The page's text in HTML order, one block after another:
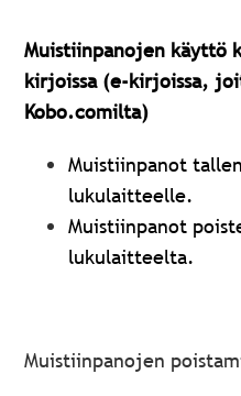
Muistiinpanojen käyttö
kirjoissa (e-kirjoissa,
Kobo.comilta)
Muistiinpanot
lukulaitteelle.
Muistiinpanot
lukulaitteelta.
Muistiinpanojen